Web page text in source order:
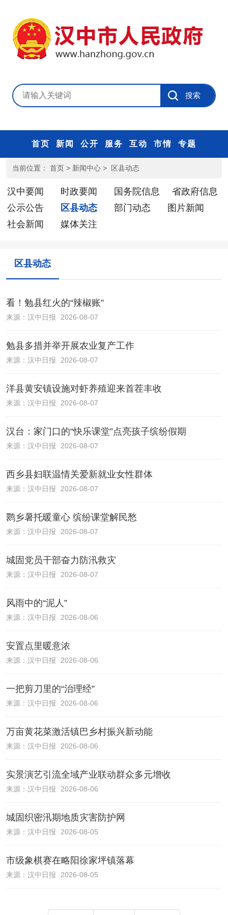
首页 新闻 公开 服务 互动 市情 专题
当前位置： 首页 > 新闻中心 > 区县动态
汉中要闻 时政要闻 国务院信息
省政府信息
公示公告
区县动态 部门动态
图片新闻
社会新闻
媒体关注
区县动态
看！勉县红火的“辣椒账”
来源： 汉中日报 2026-08-07
勉县多措并举开展农业复产工作
来源： 汉中日报 2026-08-07
洋县黄安镇设施对虾养殖迎来首茬丰收
来源： 汉中日报 2026-08-07
汉台：家门口的“快乐课堂”点亮孩子缤纷假期
来源： 汉中日报 2026-08-07
西乡县妇联温情关爱新就业女性群体
来源： 汉中日报 2026-08-07
鹮乡暑托暖童心 缤纷课堂解民愁
来源： 汉中日报 2026-08-07
城固党员干部奋力防汛救灾
来源： 汉中日报 2026-08-07
风雨中的“泥人”
来源： 汉中日报 2026-08-06
安置点里暖意浓
来源： 汉中日报 2026-08-06
一把剪刀里的“治理经”
来源： 汉中日报 2026-08-06
万亩黄花菜激活镇巴乡村振兴新动能
来源： 汉中日报 2026-08-06
实景演艺引流全域产业联动群众多元增收
来源： 汉中日报 2026-08-06
城固织密汛期地质灾害防护网
来源： 汉中日报 2026-08-05
市级象棋赛在略阳徐家坪镇落幕
来源： 汉中日报 2026-08-05